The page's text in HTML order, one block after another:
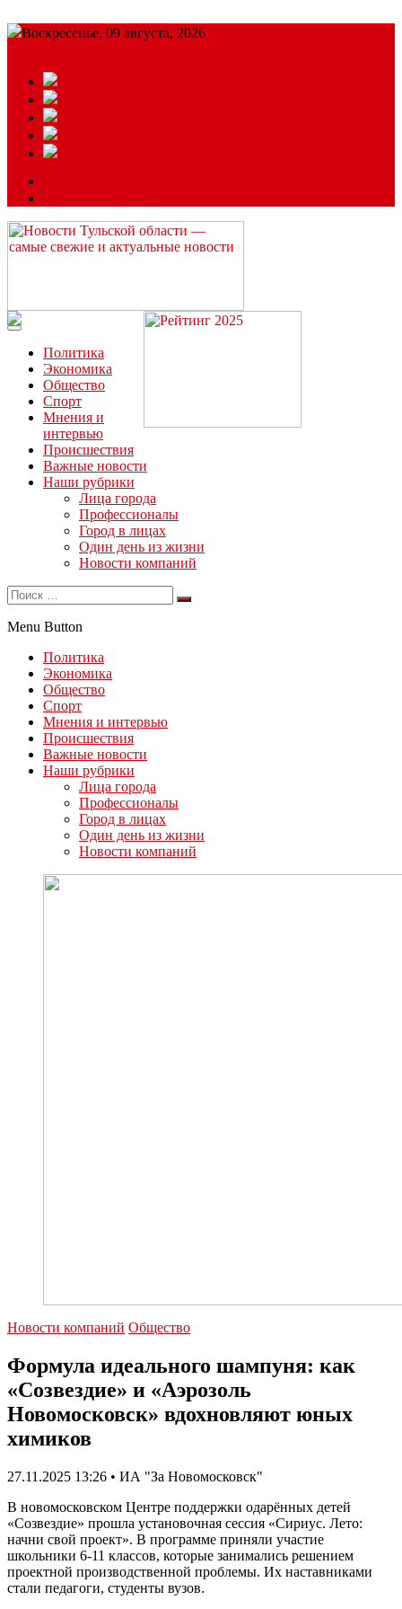
Воскресенье, 09 августа, 2026
Читайте последние новости дня в Тульской области на сайте
“ЗаНовомосковск”
Политика
Экономика
Общество
Спорт
Мнения и
интервью
Происшествия
Важные новости
Наши рубрики
Лица города
Профессионалы
Город в лицах
Один день из жизни
Новости компаний
Menu Button
Политика
Экономика
Общество
Спорт
Мнения и интервью
Происшествия
Важные новости
Наши рубрики
Лица города
Профессионалы
Город в лицах
Один день из жизни
Новости компаний
Новости компаний Общество
Формула идеального шампуня: как
«Созвездие» и «Аэрозоль
Новомосковск» вдохновляют юных
химиков
27.11.2025 13:26 • ИА "За Новомосковск"
В новомосковском Центре поддержки одарённых детей
«Созвездие» прошла установочная сессия «Сириус. Лето:
начни свой проект». В программе приняли участие
школьники 6-11 классов, которые занимались решением
проектной производственной проблемы. Их наставниками
стали педагоги, студенты вузов.